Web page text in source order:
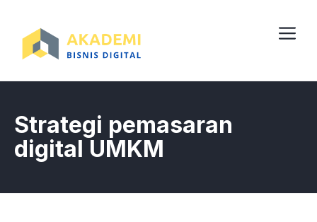
content
Strategi pemasaran
digital UMKM